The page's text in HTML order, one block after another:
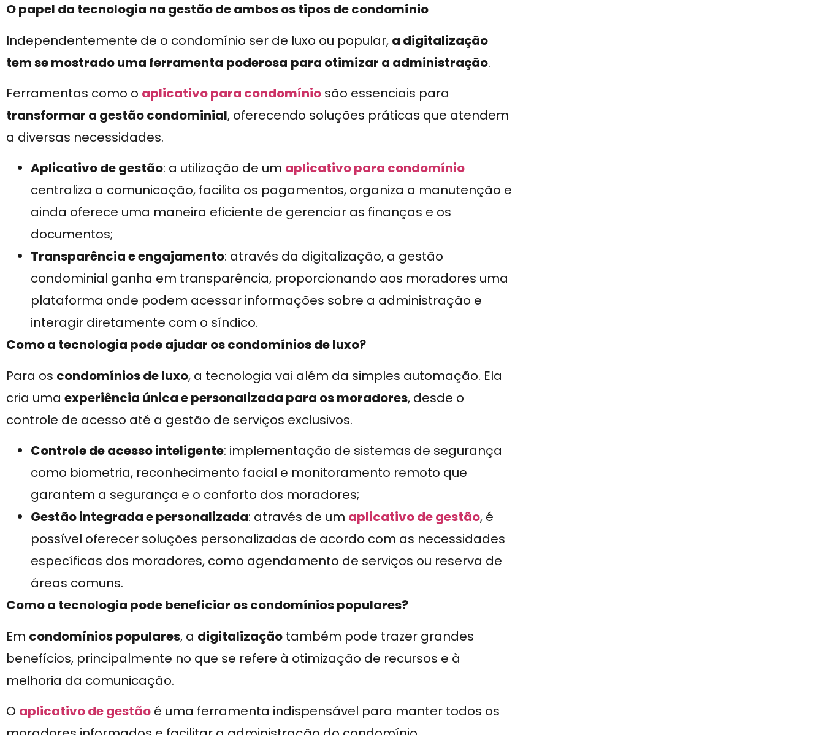
O papel da tecnologia na gestão de ambos os tipos de condomínio
Independentemente de o condomínio ser de luxo ou popular, a digitalização
tem se mostrado uma ferramenta poderosa para otimizar a administração.
Ferramentas como o aplicativo para condomínio são essenciais para
transformar a gestão condominial, oferecendo soluções práticas que atendem
a diversas necessidades.
Aplicativo de gestão: a utilização de um aplicativo para condomínio
centraliza a comunicação, facilita os pagamentos, organiza a manutenção e
ainda oferece uma maneira eficiente de gerenciar as finanças e os
documentos;
Transparência e engajamento: através da digitalização, a gestão
condominial ganha em transparência, proporcionando aos moradores uma
plataforma onde podem acessar informações sobre a administração e
interagir diretamente com o síndico.
Como a tecnologia pode ajudar os condomínios de luxo?
Para os condomínios de luxo, a tecnologia vai além da simples automação. Ela
cria uma experiência única e personalizada para os moradores, desde o
controle de acesso até a gestão de serviços exclusivos.
Controle de acesso inteligente: implementação de sistemas de segurança
como biometria, reconhecimento facial e monitoramento remoto que
garantem a segurança e o conforto dos moradores;
Gestão integrada e personalizada: através de um aplicativo de gestão, é
possível oferecer soluções personalizadas de acordo com as necessidades
específicas dos moradores, como agendamento de serviços ou reserva de
áreas comuns.
Como a tecnologia pode beneficiar os condomínios populares?
Em condomínios populares, a digitalização também pode trazer grandes
benefícios, principalmente no que se refere à otimização de recursos e à
melhoria da comunicação.
O aplicativo de gestão é uma ferramenta indispensável para manter todos os